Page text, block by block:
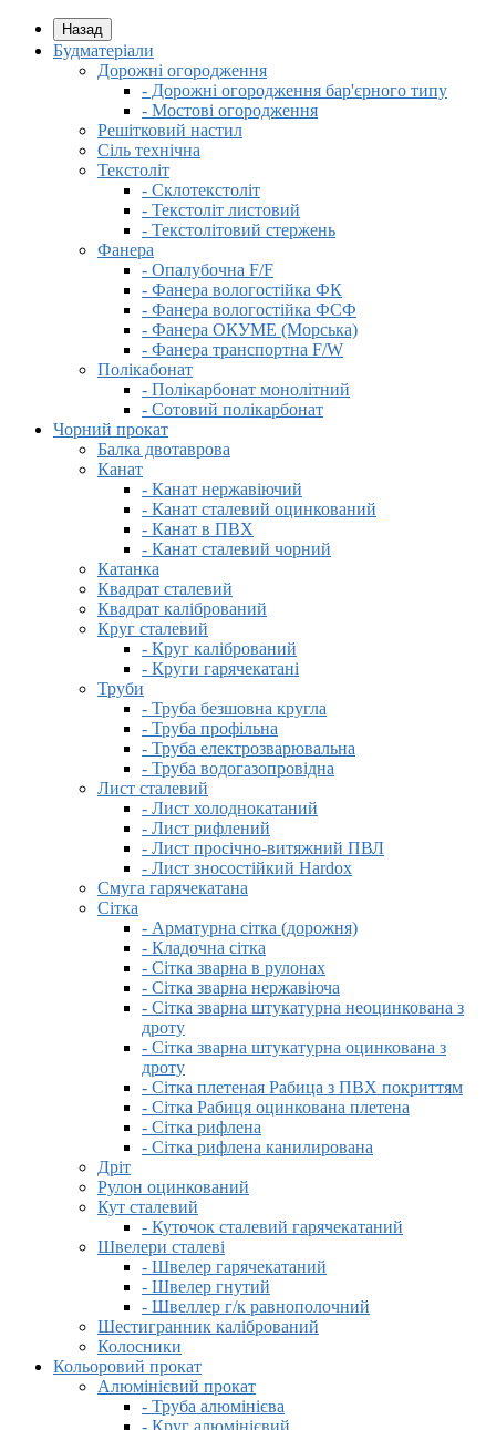
Назад
Будматеріали
Дорожні огородження
- Дорожні огородження бар'єрного типу
- Мостові огородження
Решітковий настил
Сіль технічна
Текстоліт
- Склотекстоліт
- Текстоліт листовий
- Текстолітовий стержень
Фанера
- Опалубочна F/F
- Фанера вологостійка ФК
- Фанера вологостійка ФСФ
- Фанера ОКУМЕ (Морська)
- Фанера транспортна F/W
Полікабонат
- Полікарбонат монолітний
- Сотовий полікарбонат
Чорний прокат
Балка двотаврова
Канат
- Канат нержавіючий
- Канат сталевий оцинкований
- Канат в ПВХ
- Канат сталевий чорний
Катанка
Квадрат сталевий
Квадрат калібрований
Круг сталевий
- Круг калібрований
- Круги гарячекатані
Труби
- Труба безшовна кругла
- Труба профільна
- Труба електрозварювальна
- Труба водогазопровідна
Лист сталевий
- Лист холоднокатаний
- Лист рифлений
- Лист просічно-витяжний ПВЛ
- Лист зносостійкий Hardox
Смуга гарячекатана
Сітка
- Арматурна сітка (дорожня)
- Кладочна сітка
- Сітка зварна в рулонах
- Сітка зварна нержавіюча
- Сітка зварна штукатурна неоцинкована з
дроту
- Сітка зварна штукатурна оцинкована з
дроту
- Сітка плетеная Рабица з ПВХ покриттям
- Сітка Рабиця оцинкована плетена
- Сітка рифлена
- Сітка рифлена канилирована
Дріт
Рулон оцинкований
Кут сталевий
- Куточок сталевий гарячекатаний
Швелери сталеві
- Швелер гарячекатаний
- Швелер гнутий
- Швеллер г/к равнополочний
Шестигранник калібрований
Колосники
Кольоровий прокат
Алюмінієвий прокат
- Труба алюмінієва
- Круг алюмінієвий